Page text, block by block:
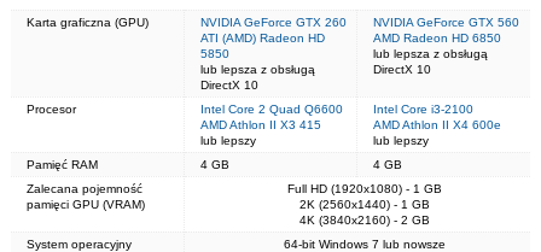
Karta graficzna (GPU)
NVIDIA GeForce GTX 260
ATI (AMD) Radeon HD
5850
lub lepsza z obsługą
DirectX 10
NVIDIA GeForce GTX 560
AMD Radeon HD 6850
lub lepsza z obsługą
DirectX 10
Procesor
Intel Core 2 Quad Q6600
AMD Athlon II X3 415
lub lepszy
Intel Core i3-2100
AMD Athlon II X4 600e
lub lepszy
Pamięć RAM
4 GB
4 GB
Zalecana pojemność
pamięci GPU (VRAM)
Full HD (1920x1080) - 1 GB
2K (2560x1440) - 1 GB
4K (3840x2160) - 2 GB
System operacyjny
64-bit Windows 7 lub nowsze